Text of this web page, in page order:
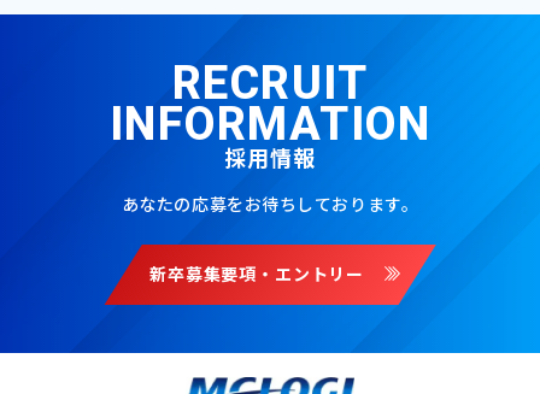
RECRUIT
INFORMATION
採用情報
あなたの応募をお待ちしております。
新卒募集要項・エントリー